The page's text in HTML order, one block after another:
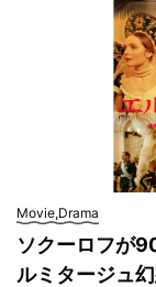
Movie,Drama
ソクーロフが
ルミタージュ